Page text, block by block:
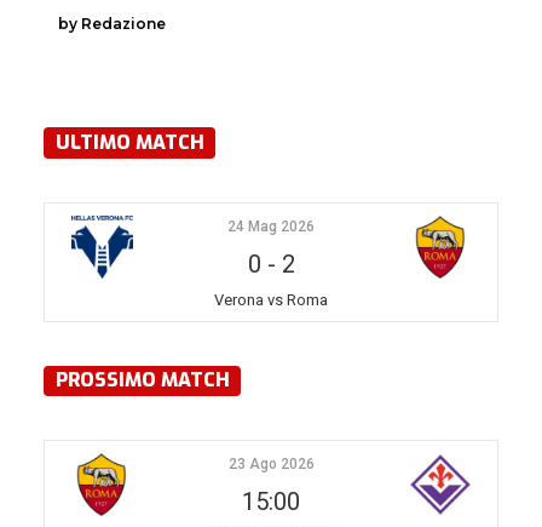
by Redazione
ULTIMO MATCH
24 Mag 2026
0 - 2
Verona vs Roma
PROSSIMO MATCH
23 Ago 2026
15:00